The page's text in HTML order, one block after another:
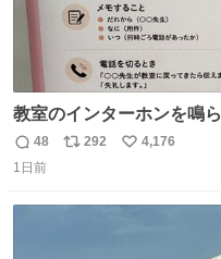
教室のインターホンを鳴
とがあります…。 もしかすると「電話の出方」に困ってい
るのかもしれません。 そ
返
信
48
リ
292
い
4,176
1日前